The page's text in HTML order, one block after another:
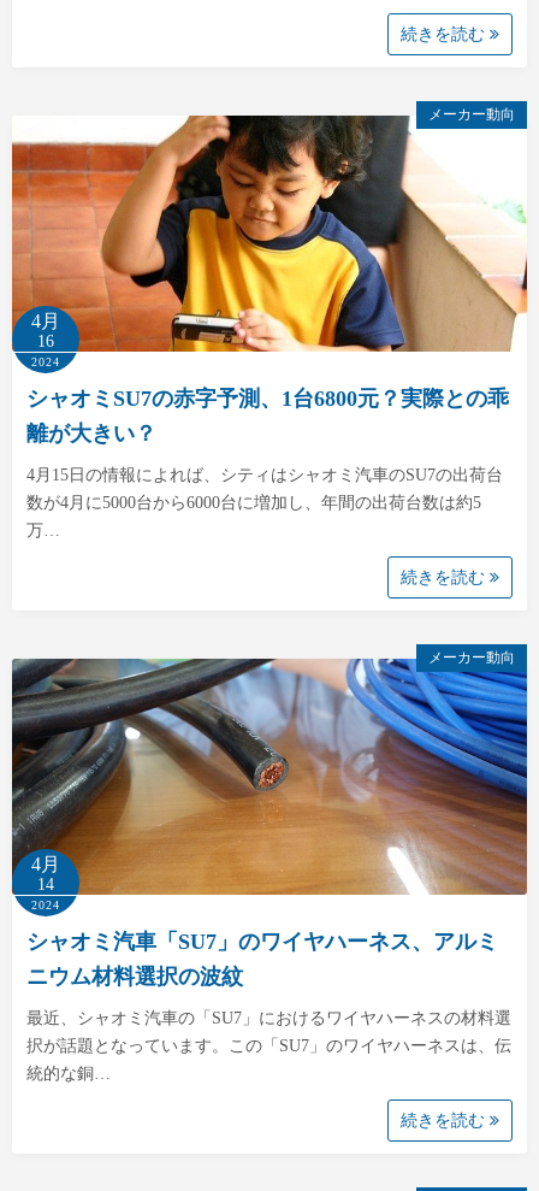
続きを読む
メーカー動向
4月
16
2024
シャオミSU7の赤字予測、1台6800元？実際との乖
離が大きい？
4月15日の情報によれば、シティはシャオミ汽車のSU7の出荷台
数が4月に5000台から6000台に増加し、年間の出荷台数は約5
万…
続きを読む
メーカー動向
4月
14
2024
シャオミ汽車「SU7」のワイヤハーネス、アルミ
ニウム材料選択の波紋
最近、シャオミ汽車の「SU7」におけるワイヤハーネスの材料選
択が話題となっています。この「SU7」のワイヤハーネスは、伝
統的な銅…
続きを読む